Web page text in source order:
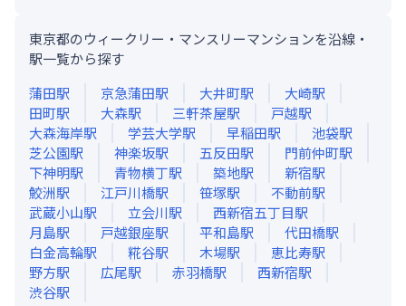
東京都のウィークリー・マンスリーマンションを沿線・
駅一覧から探す
蒲田駅 京急蒲田駅 大井町駅 大崎駅
田町駅 大森駅 三軒茶屋駅 戸越駅
大森海岸駅 学芸大学駅 早稲田駅 池袋駅
芝公園駅 神楽坂駅 五反田駅 門前仲町駅
下神明駅 青物横丁駅 築地駅 新宿駅
鮫洲駅 江戸川橋駅 笹塚駅 不動前駅
武蔵小山駅 立会川駅 西新宿五丁目駅
月島駅 戸越銀座駅 平和島駅 代田橋駅
白金高輪駅 糀谷駅 木場駅 恵比寿駅
野方駅 広尾駅 赤羽橋駅 西新宿駅
渋谷駅